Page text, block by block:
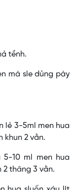
tềnh.
mà sle dủng pày
lẻ 3-5ml men hua
khun 2 vằn.
10 ml men hua
2 thâng 3 vằn.